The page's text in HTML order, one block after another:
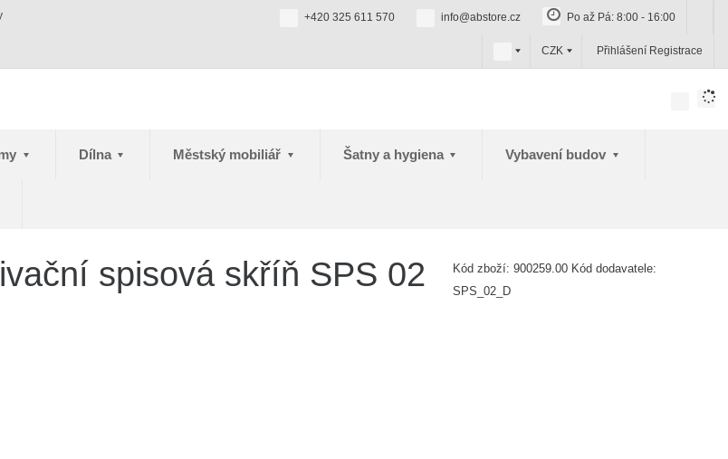
+420 325 611 570 info@abstore.cz Po až Pá: 8:00 - 16:00
c
z
CZK Přihlášení Registrace
Dílna Městský mobiliář Šatny a hygiena Vybavení budov
spisová skříň SPS 02
Kód zboží:900259.00 Kód dodavatele:
SPS_02_D